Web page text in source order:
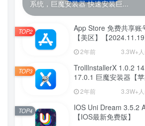
系统，巨魔安装器 快速安装巨...
App Store 免费共享账
【美区】【
新】2年前 3.3W+
TOP2
TrollInstallerX 1.0.2
17.0.1 巨魔安装器【
新版】
2年前 3.3W+
TOP3
IOS Uni Dream 3.5.2
【IOS最新免费版】
TOP4